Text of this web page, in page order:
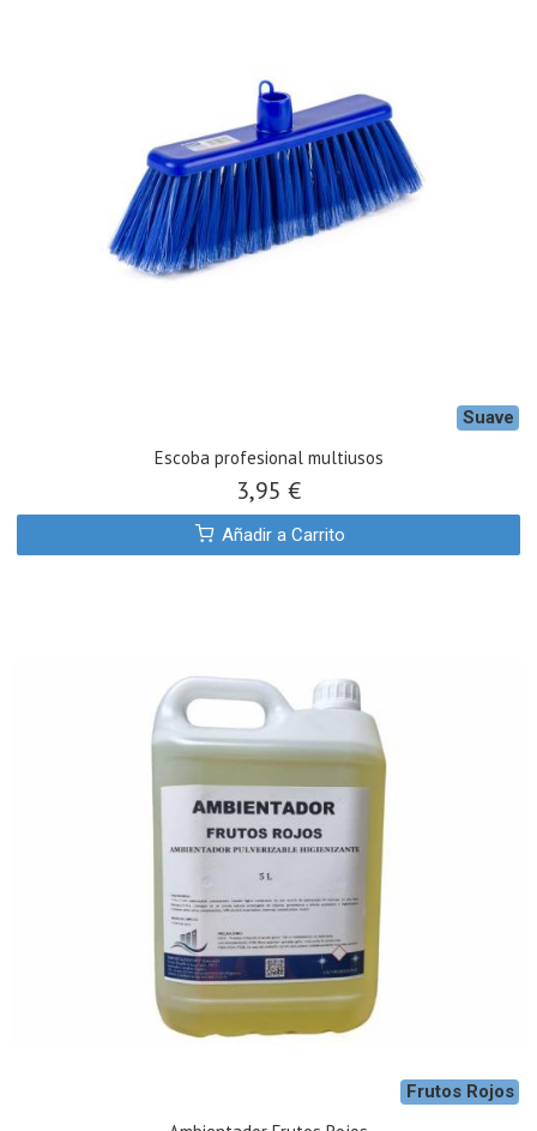
Suave
Escoba profesional multiusos
3,95 €
Añadir a Carrito
Frutos Rojos